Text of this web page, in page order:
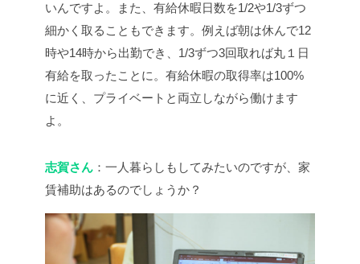
いんですよ。また、有給休暇日数を1/2や1/3ずつ
細かく取ることもできます。例えば朝は休んで12
時や14時から出勤でき、1/3ずつ3回取れば丸１日
有給を取ったことに。有給休暇の取得率は100%
に近く、プライベートと両立しながら働けます
よ。
志賀さん ：一人暮らしもしてみたいのですが、家
賃補助はあるのでしょうか？